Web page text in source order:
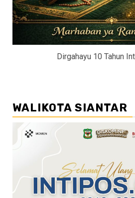
Dirgahayu 10 Tahun
WALIKOTA SIANTAR